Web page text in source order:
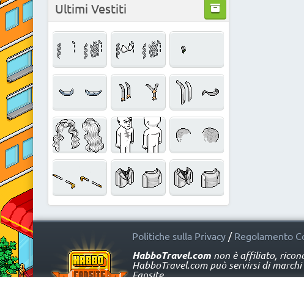
Ultimi Vestiti
Politiche sulla Privacy/ Regolamento
HabboTravel.comnon è affiliato,
HabboTravel.com può servirsi di
Fansite.